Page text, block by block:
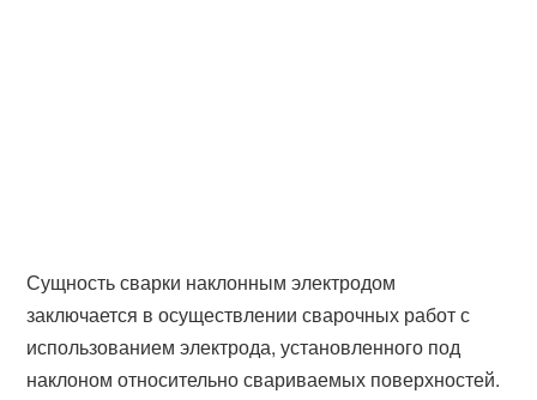
Сущность сварки наклонным электродом
заключается в осуществлении сварочных работ с
использованием электрода, установленного под
наклоном относительно свариваемых поверхностей.